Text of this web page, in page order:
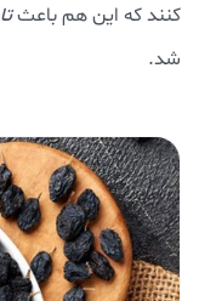
کنند که این هم باعث
شد.